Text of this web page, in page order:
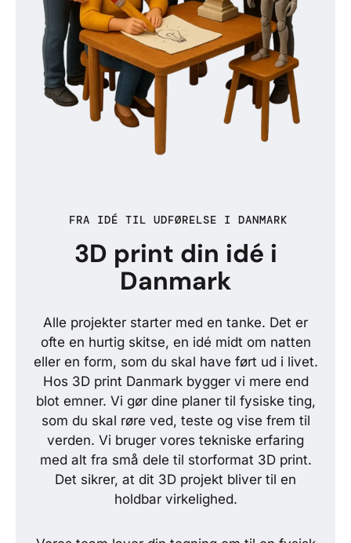
FRA IDÉ TIL UDFØRELSE I DANMARK
3D print din idé i
Danmark
Alle projekter starter med en tanke. Det er
ofte en hurtig skitse, en idé midt om natten
eller en form, som du skal have ført ud i livet.
Hos 3D print Danmark bygger vi mere end
blot emner. Vi gør dine planer til fysiske ting,
som du skal røre ved, teste og vise frem til
verden. Vi bruger vores tekniske erfaring
med alt fra små dele til storformat 3D print.
Det sikrer, at dit 3D projekt bliver til en
holdbar virkelighed.